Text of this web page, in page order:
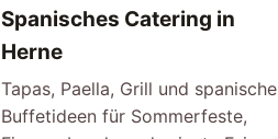
Spanisches Catering in
Herne
Tapas, Paella, Grill und spanische
Buffetideen für Sommerfeste,